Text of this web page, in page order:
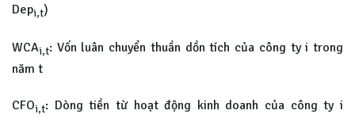
Depi,t)
WCAi,t: Vốn luân chuyển thuần dồn tích của công ty i trong
năm t
CFOi,t: Dòng tiền từ hoạt động kinh doanh của công ty i